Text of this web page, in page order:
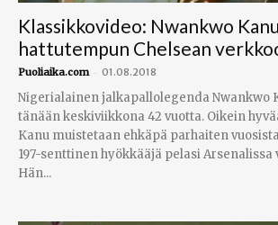
Klassikkovideo: Nwankwo
hattutempun Chelsean
Puoliaika.com - 01.08.2018
Nigerialainen jalkapallolegenda Nwankwo
tänään keskiviikkona 42 vuotta. Oikein
Kanu muistetaan ehkäpä parhaiten
197-senttinen hyökkääjä pelasi Arsenalissa
Hän...